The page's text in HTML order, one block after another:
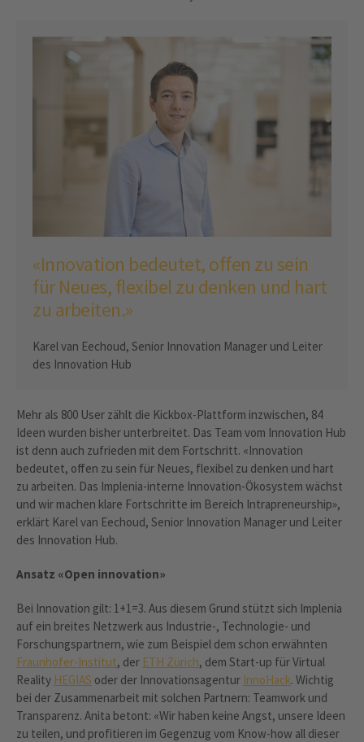
«Innovation bedeutet, offen zu sein
für Neues, flexibel zu denken und hart
zu arbeiten.»
Karel van Eechoud, Senior Innovation Manager und Leiter
des Innovation Hub
Mehr als 800 User zählt die Kickbox-Plattform inzwischen, 84
Ideen wurden bisher unterbreitet. Das Team vom Innovation Hub
ist denn auch zufrieden mit dem Fortschritt. «Innovation
bedeutet, offen zu sein für Neues, flexibel zu denken und hart
zu arbeiten. Das Implenia-interne Innovation-Ökosystem wächst
und wir machen klare Fortschritte im Bereich Intrapreneurship»,
erklärt Karel van Eechoud, Senior Innovation Manager und Leiter
des Innovation Hub.
Ansatz «Open innovation»
Bei Innovation gilt: 1+1=3. Aus diesem Grund stützt sich Implenia
auf ein breites Netzwerk aus Industrie-, Technologie- und
Forschungspartnern, wie zum Beispiel dem schon erwähnten
Fraunhofer-Institut, der ETH Zürich, dem Start-up für Virtual
Reality HEGIAS oder der Innovationsagentur InnoHack. Wichtig
bei der Zusammenarbeit mit solchen Partnern: Teamwork und
Transparenz. Anita betont: «Wir haben keine Angst, unsere Ideen
zu teilen, und profitieren im Gegenzug vom Know-how all dieser